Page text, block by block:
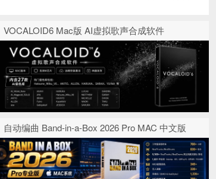
VOCALOID6 Mac版 AI虚拟歌声合成软件
自动编曲 Band-in-a-Box 2026 Pro MAC 中文版